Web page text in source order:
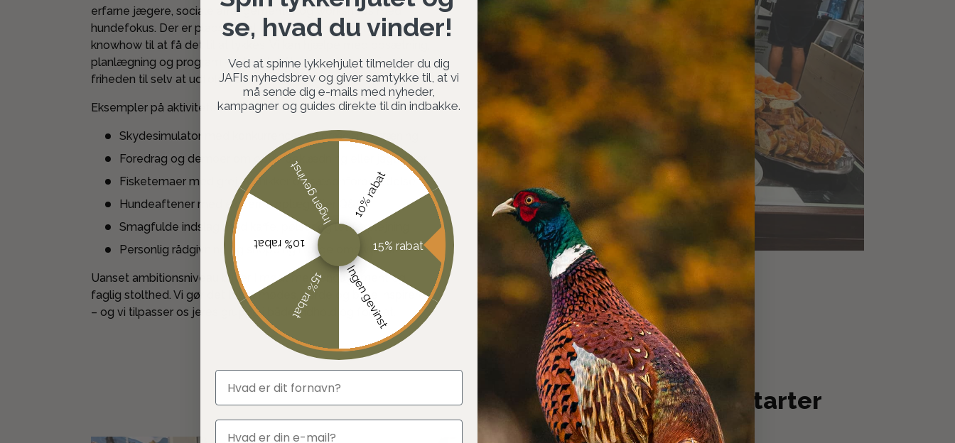
erfarne jægere, sociale arrangementer og workshops med
hundefokus. Der er plads til det hele – og vi har faciliteter og
knowhow til at få det til at lykkes. Vi kan hjælpe med opsætning,
planlægning og program – eller blot åbne dørene og give jer
friheden til selv at udfolde aftenen.
Eksempler på aktiviteter:
Skydesimulator med konkurrencer og præcisionstræning
Foredrag og demoer om optik, beklædning eller jagtrejser
Fisketemaer med grej, teknikker og sæsonforberedelse
Hundeaftener med eksterne oplæg eller Q&A
Smagfulde indslag med kaffe, pølser og let forplejning
Personlig rådgivning og shopping i rolige omgivelser.
Uanset ambitionsniveau bliver I mødt med engagement og
faglig stolthed. Vi gør det let at mødes, nørde og blive inspireret
– og vi tilpasser os jeres gruppe i både indhold og format.
Alt er muligt – det starter
med en idé
se, hvad du vinder!
Ved at spinne lykkehjulet tilmelder du dig
JAFIs nyhedsbrev og giver samtykke til, at vi
må sende dig e-mails med nyheder,
kampagner og guides direkte til din indbakke.
10% rabat
15% rabat
Ingen gevinst
15% rabat
10% rabat
Ingen gevinst
fornavn
email